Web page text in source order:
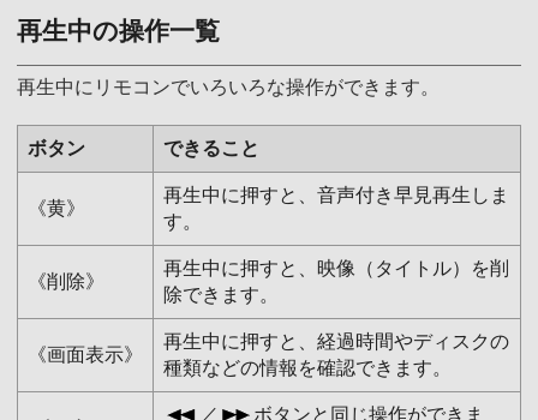
再生中の操作一覧
再生中にリモコンでいろいろな操作ができます。
ボタン できること
《黄》
再生中に押すと、音声付き早見再生しま
す。
《削除》
再生中に押すと、映像（タイトル）を削
除できます。
《画面表示》
再生中に押すと、経過時間やディスクの
種類などの情報を確認できます。
／
ボタンと同じ操作ができま